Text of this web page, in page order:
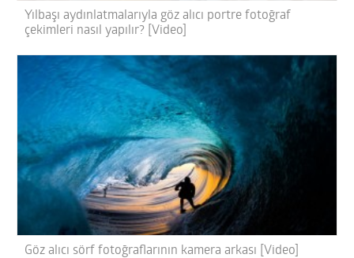
Yılbaşı aydınlatmalarıyla göz alıcı portre fotoğraf
çekimleri nasıl yapılır? [Video]
Göz alıcı sörf fotoğraflarının kamera arkası [Video]